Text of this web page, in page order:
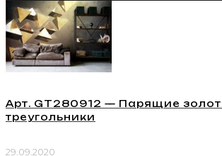
Арт. GT280912 — Парящие
треугольники
29.09.2020